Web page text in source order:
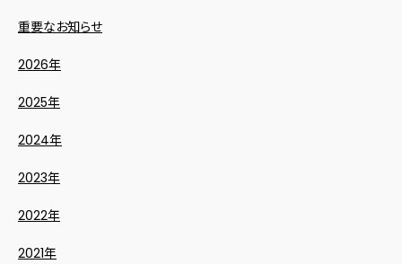
重要なお知らせ
2026年
2025年
2024年
2023年
2022年
2021年